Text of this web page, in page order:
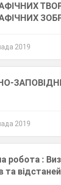
2019
2019
робота :
та